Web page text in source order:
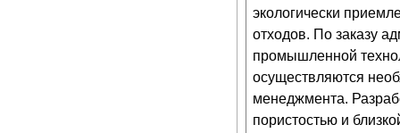
экологически
отходов. По заказу
промышленной
осуществляются
менеджмента.
пористостью и